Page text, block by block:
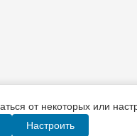
от некоторых или
Настроить